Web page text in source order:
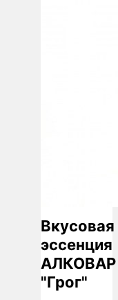
Вкусовая
эссенция
АЛКОВАР
"Грог"